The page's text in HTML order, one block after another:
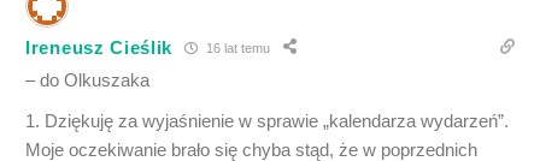
Ireneusz Cieślik 16 lat temu
– do Olkuszaka
1. Dziękuję za wyjaśnienie w sprawie „kalendarza wydarzeń”.
Moje oczekiwanie brało się chyba stąd, że w poprzednich